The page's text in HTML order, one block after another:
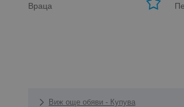
Враца
Виж още обяви - Купува